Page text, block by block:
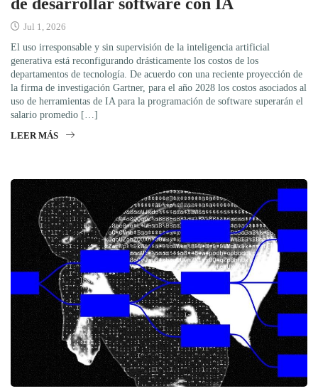
Jul 1, 2026
El uso irresponsable y sin supervisión de la inteligencia artificial
generativa está reconfigurando drásticamente los costos de los
departamentos de tecnología. De acuerdo con una reciente proyección de
la firma de investigación Gartner, para el año 2028 los costos asociados al
uso de herramientas de IA para la programación de software superarán el
salario promedio […]
LEER MÁS